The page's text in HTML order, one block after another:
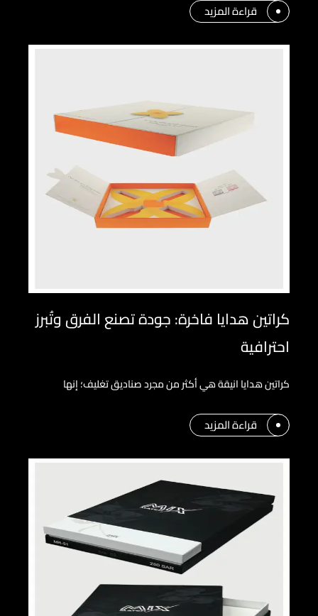
قراءة المزيد
كراتين هدايا فاخرة: جودة تصنع الفرق وتُبرز
احترافية
كراتين هدايا انيقة هي أكثر من مجرد صناديق تغليف؛ إنها
قراءة المزيد